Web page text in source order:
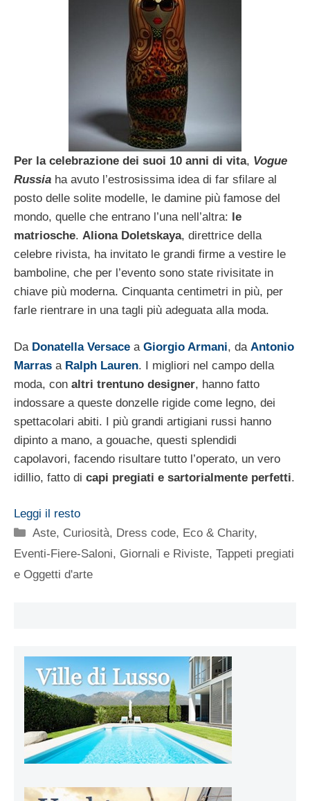
Per la celebrazione dei suoi 10 anni di vita, Vogue
Russia ha avuto l’estrosissima idea di far sfilare al
posto delle solite modelle, le damine più famose del
mondo, quelle che entrano l’una nell’altra: le
matriosche. Aliona Doletskaya, direttrice della
celebre rivista, ha invitato le grandi firme a vestire le
bamboline, che per l’evento sono state rivisitate in
chiave più moderna. Cinquanta centimetri in più, per
farle rientrare in una tagli più adeguata alla moda.
Da Donatella Versace a Giorgio Armani, da Antonio
Marras a Ralph Lauren. I migliori nel campo della
moda, con altri trentuno designer, hanno fatto
indossare a queste donzelle rigide come legno, dei
spettacolari abiti. I più grandi artigiani russi hanno
dipinto a mano, a gouache, questi splendidi
capolavori, facendo risultare tutto l’operato, un vero
idillio, fatto di capi pregiati e sartorialmente perfetti.
Leggi il resto
Categorie
Aste, Curiosità, Dress code, Eco & Charity,
Eventi-Fiere-Saloni, Giornali e Riviste, Tappeti pregiati
e Oggetti d'arte